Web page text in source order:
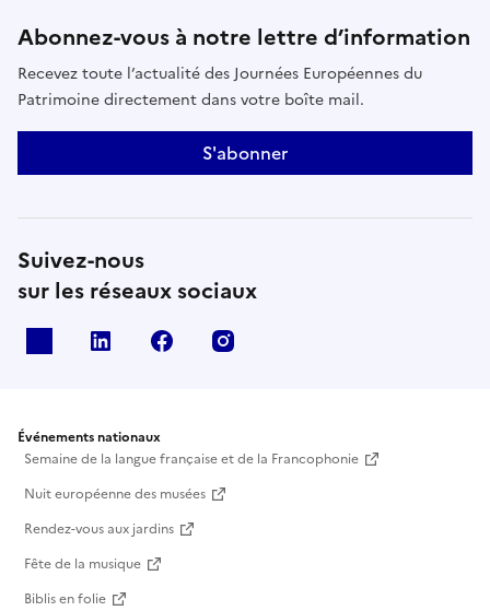
Abonnez-vous à notre lettre d’information
Recevez toute l’actualité des Journées Européennes du
Patrimoine directement dans votre boîte mail.
S'abonner
Suivez-nous
sur les réseaux sociaux
Linkedin Facebook
Événements nationaux
Semaine de la langue française et de la Francophonie
Nuit européenne des musées
Rendez-vous aux jardins
Fête de la musique
Biblis en folie